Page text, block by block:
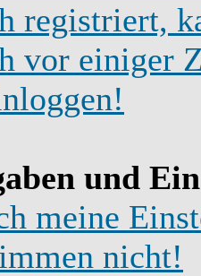
registriert,
vor einiger
und
meine
nicht!